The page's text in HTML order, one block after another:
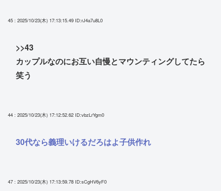
45 : 2025/10/23(木) 17:13:15.49 ID:rJ4a7u8L0
>>43
カップルなのにお互い自慢とマウンティングしてたら
笑う
44 : 2025/10/23(木) 17:12:52.62 ID:vbzLrYgm0
30代なら義理いけるだろはよ子供作れ
47 : 2025/10/23(木) 17:13:59.78 ID:sCgHV6yF0